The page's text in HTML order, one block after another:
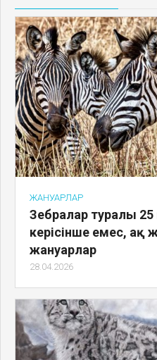
ЖАНУАРЛАР
Зебралар туралы
керісінше емес, ақ
жануарлар
28.04.2026